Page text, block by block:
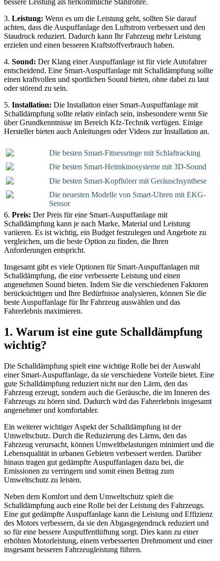
bessere Leistung als herkömmliche Stahlrohre.
3. Leistung: Wenn es um die Leistung geht, sollten Sie darauf
achten, dass die Auspuffanlage den Luftstrom verbessert und den
Staudruck reduziert. Dadurch kann Ihr Fahrzeug mehr Leistung
erzielen und einen besseren Kraftstoffverbrauch haben.
4. Sound: Der Klang einer Auspuffanlage ist für viele Autofahrer
entscheidend. Eine Smart-Auspuffanlage mit Schalldämpfung sollte
einen kraftvollen und sportlichen Sound bieten, ohne dabei zu laut
oder störend zu sein.
5. Installation: Die Installation einer Smart-Auspuffanlage mit
Schalldämpfung sollte relativ einfach sein, insbesondere wenn Sie
über Grundkenntnisse im Bereich Kfz-Technik verfügen. Einige
Hersteller bieten auch Anleitungen oder Videos zur Installation an.
Die besten Smart-Fitnessringe mit Schlaftracking
Die besten Smart-Heimkinosysteme mit 3D-Sound
Die besten Smart-Kopfhörer mit Geräuschsynthese
Die neuesten Modelle von Smart-Uhren mit EKG-
Sensor
6. Preis: Der Preis für eine Smart-Auspuffanlage mit
Schalldämpfung kann je nach Marke, Material und Leistung
variieren. Es ist wichtig, ein Budget festzulegen und Angebote zu
vergleichen, um die beste Option zu finden, die Ihren
Anforderungen entspricht.
Insgesamt gibt es viele Optionen für Smart-Auspuffanlagen mit
Schalldämpfung, die eine verbesserte Leistung und einen
angenehmen Sound bieten. Indem Sie die verschiedenen Faktoren
berücksichtigen und Ihre Bedürfnisse analysieren, können Sie die
beste Auspuffanlage für Ihr Fahrzeug auswählen und das
Fahrerlebnis maximieren.
1. Warum ist eine gute Schalldämpfung
wichtig?
Die Schalldämpfung spielt eine wichtige Rolle bei der Auswahl
einer Smart-Auspuffanlage, da sie verschiedene Vorteile bietet. Eine
gute Schalldämpfung reduziert nicht nur den Lärm, den das
Fahrzeug erzeugt, sondern auch die Geräusche, die im Inneren des
Fahrzeugs zu hören sind. Dadurch wird das Fahrerlebnis insgesamt
angenehmer und komfortabler.
Ein weiterer wichtiger Aspekt der Schalldämpfung ist der
Umweltschutz. Durch die Reduzierung des Lärms, den das
Fahrzeug verursacht, können Umweltbelastungen minimiert und die
Lebensqualität in urbanen Gebieten verbessert werden. Darüber
hinaus tragen gut gedämpfte Auspuffanlagen dazu bei, die
Emissionen zu verringern und somit einen Beitrag zum
Umweltschutz zu leisten.
Neben dem Komfort und dem Umweltschutz spielt die
Schalldämpfung auch eine Rolle bei der Leistung des Fahrzeugs.
Eine gut gedämpfte Auspuffanlage kann die Leistung und Effizienz
des Motors verbessern, da sie den Abgasgegendruck reduziert und
so für eine bessere Auspuffentlüftung sorgt. Dies kann zu einer
erhöhten Motorleistung, einem verbesserten Drehmoment und einer
insgesamt besseren Fahrzeugleistung führen.